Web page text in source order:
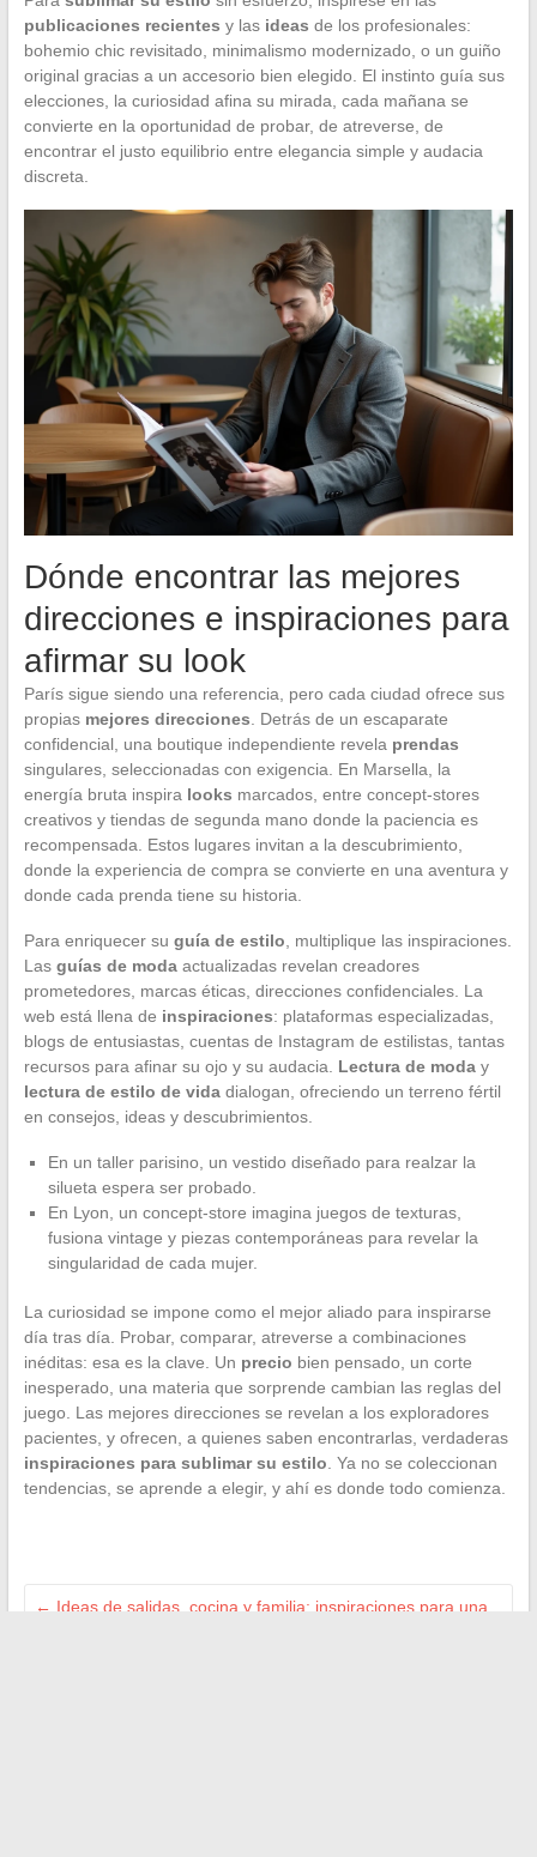
publicaciones recientes y las ideas de los profesionales:
bohemio chic revisitado, minimalismo modernizado, o un guiño
original gracias a un accesorio bien elegido. El instinto guía sus
elecciones, la curiosidad afina su mirada, cada mañana se
convierte en la oportunidad de probar, de atreverse, de
encontrar el justo equilibrio entre elegancia simple y audacia
discreta.
Dónde encontrar las mejores
direcciones e inspiraciones para
afirmar su look
París sigue siendo una referencia, pero cada ciudad ofrece sus
propias mejores direcciones . Detrás de un escaparate
confidencial, una boutique independiente revela prendas
singulares, seleccionadas con exigencia. En Marsella, la
energía bruta inspira looks marcados, entre concept-stores
creativos y tiendas de segunda mano donde la paciencia es
recompensada. Estos lugares invitan a la descubrimiento,
donde la experiencia de compra se convierte en una aventura y
donde cada prenda tiene su historia.
Para enriquecer su guía de estilo , multiplique las inspiraciones.
Las guías de modaactualizadas revelan creadores
prometedores, marcas éticas, direcciones confidenciales. La
web está llena de inspiraciones: plataformas especializadas,
blogs de entusiastas, cuentas de Instagram de estilistas, tantas
recursos para afinar su ojo y su audacia. Lectura de moday
lectura de estilo de vidadialogan, ofreciendo un terreno fértil
en consejos, ideas y descubrimientos.
En un taller parisino, un vestido diseñado para realzar la
silueta espera ser probado.
En Lyon, un concept-store imagina juegos de texturas,
fusiona vintage y piezas contemporáneas para revelar la
singularidad de cada mujer.
La curiosidad se impone como el mejor aliado para inspirarse
día tras día. Probar, comparar, atreverse a combinaciones
inéditas: esa es la clave. Un precio bien pensado, un corte
inesperado, una materia que sorprende cambian las reglas del
juego. Las mejores direcciones se revelan a los exploradores
pacientes, y ofrecen, a quienes saben encontrarlas, verdaderas
inspiraciones para sublimar su estilo . Ya no se coleccionan
tendencias, se aprende a elegir, y ahí es donde todo comienza.
← Ideas de salidas, cocina y familia: inspiraciones para una